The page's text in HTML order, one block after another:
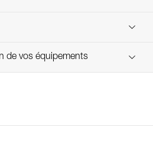
SYSTEM-procedure_FR
SYSTEM-suivi_FR
de vos équipements